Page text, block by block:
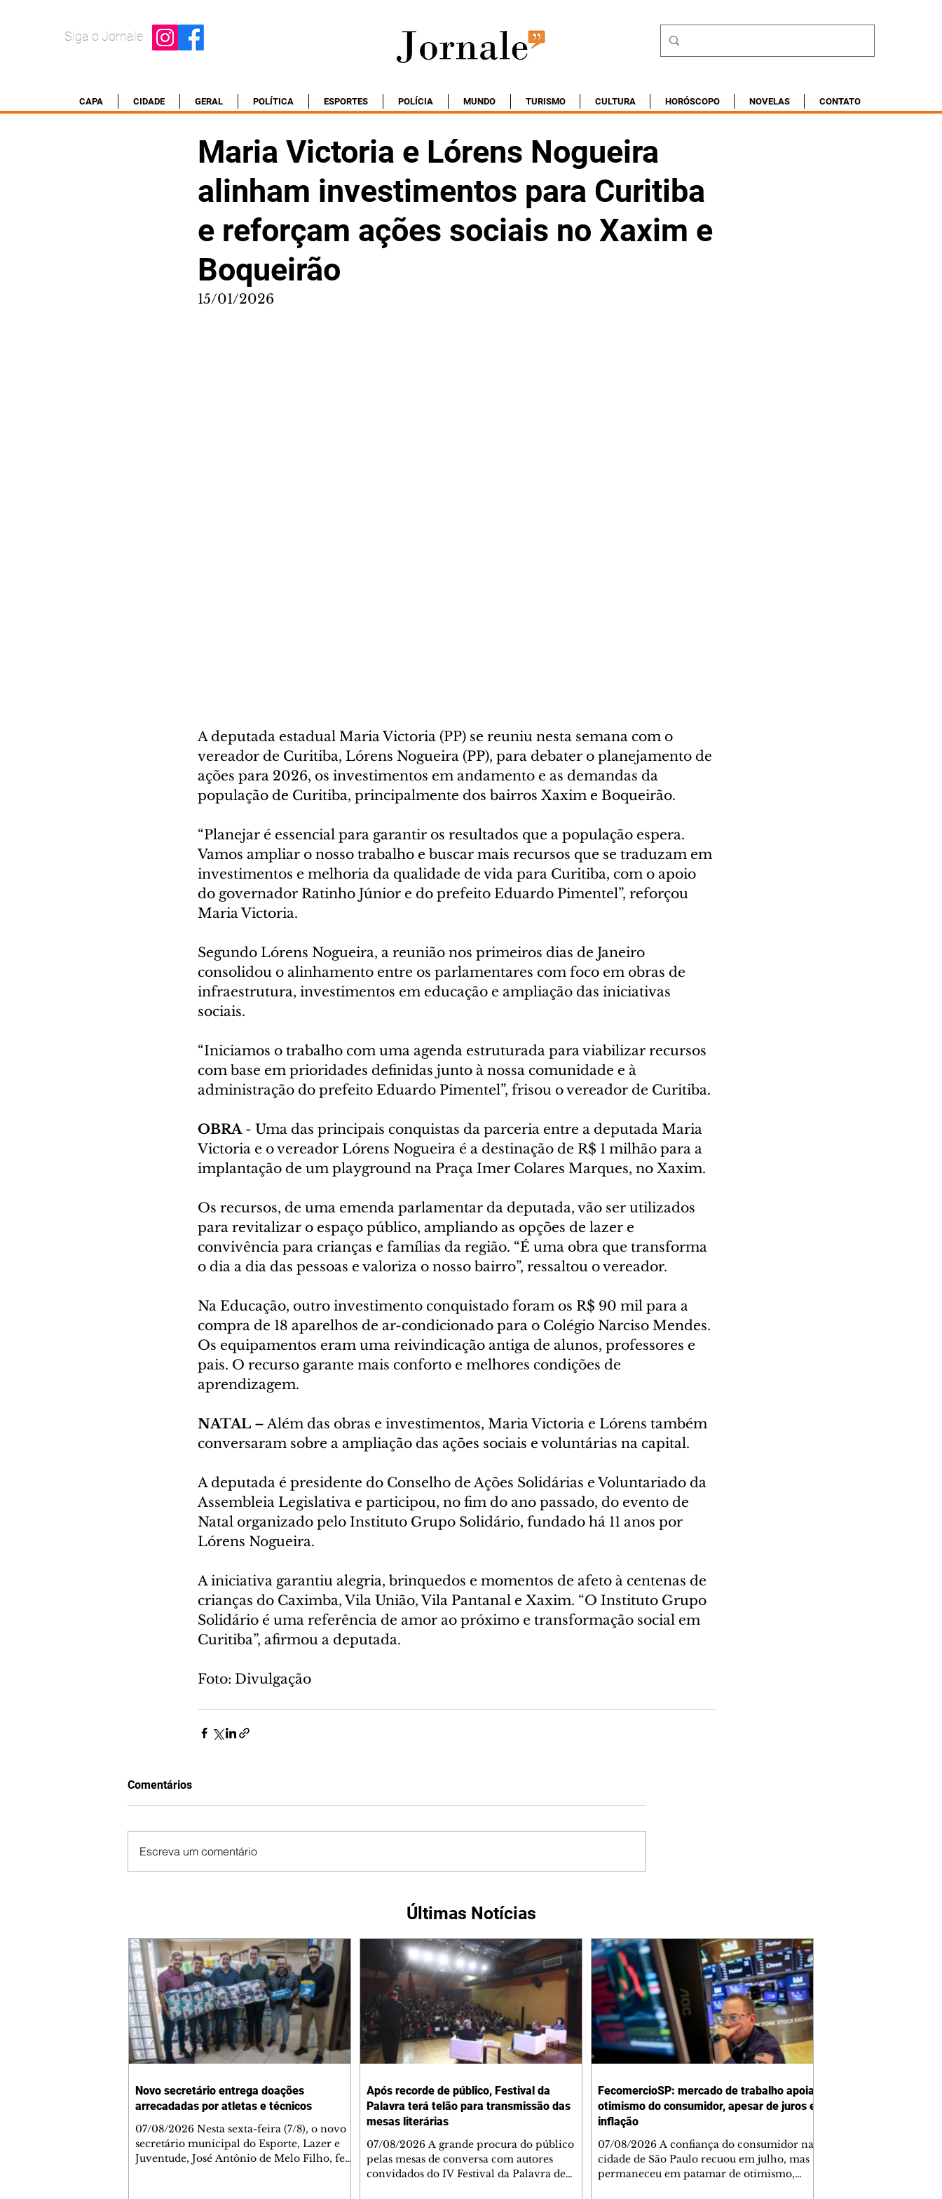
Siga o Jornale
CAPA CIDADE GERAL POLÍTICA ESPORTES POLÍCIA MUNDO TURISMO CULTURA HORÓSCOPO NOVELAS CONTATO
Maria Victoria e Lórens Nogueira
alinham investimentos para Curitiba
e reforçam ações sociais no Xaxim e
Boqueirão
15/01/2026
A deputada estadual Maria Victoria (PP) se reuniu nesta semana com o
vereador de Curitiba, Lórens Nogueira (PP), para debater o planejamento de
ações para 2026, os investimentos em andamento e as demandas da
população de Curitiba, principalmente dos bairros Xaxim e Boqueirão.
“Planejar é essencial para garantir os resultados que a população espera.
Vamos ampliar o nosso trabalho e buscar mais recursos que se traduzam em
investimentos e melhoria da qualidade de vida para Curitiba, com o apoio
do governador Ratinho Júnior e do prefeito Eduardo Pimentel”, reforçou
Maria Victoria.
Segundo Lórens Nogueira, a reunião nos primeiros dias de Janeiro
consolidou o alinhamento entre os parlamentares com foco em obras de
infraestrutura, investimentos em educação e ampliação das iniciativas
sociais.
“Iniciamos o trabalho com uma agenda estruturada para viabilizar recursos
com base em prioridades definidas junto à nossa comunidade e à
administração do prefeito Eduardo Pimentel”, frisou o vereador de Curitiba.
OBRA - Uma das principais conquistas da parceria entre a deputada Maria
Victoria e o vereador Lórens Nogueira é a destinação de R$ 1 milhão para a
implantação de um playground na Praça Imer Colares Marques, no Xaxim.
Os recursos, de uma emenda parlamentar da deputada, vão ser utilizados
para revitalizar o espaço público, ampliando as opções de lazer e
convivência para crianças e famílias da região. “É uma obra que transforma
o dia a dia das pessoas e valoriza o nosso bairro”, ressaltou o vereador.
Na Educação, outro investimento conquistado foram os R$ 90 mil para a
compra de 18 aparelhos de ar-condicionado para o Colégio Narciso Mendes.
Os equipamentos eram uma reivindicação antiga de alunos, professores e
pais. O recurso garante mais conforto e melhores condições de
aprendizagem.
NATAL – Além das obras e investimentos, Maria Victoria e Lórens também
conversaram sobre a ampliação das ações sociais e voluntárias na capital.
A deputada é presidente do Conselho de Ações Solidárias e Voluntariado da
Assembleia Legislativa e participou, no fim do ano passado, do evento de
Natal organizado pelo Instituto Grupo Solidário, fundado há 11 anos por
Lórens Nogueira.
A iniciativa garantiu alegria, brinquedos e momentos de afeto à centenas de
crianças do Caximba, Vila União, Vila Pantanal e Xaxim. “O Instituto Grupo
Solidário é uma referência de amor ao próximo e transformação social em
Curitiba”, afirmou a deputada.
Foto: Divulgação
Comentários
Escreva um comentário
Últimas Notícias
Novo secretário entrega doações
arrecadadas por atletas e técnicos
07/08/2026 Nesta sexta-feira (7/8), o novo
secretário municipal do Esporte, Lazer e
Juventude, José Antônio de Melo Filho, fez
Após recorde de público, Festival da
Palavra terá telão para transmissão das
mesas literárias
07/08/2026 A grande procura do público
pelas mesas de conversa com autores
convidados do IV Festival da Palavra de
FecomercioSP: mercado de trabalho apoia
otimismo do consumidor, apesar de juros e
inflação
07/08/2026 A confiança do consumidor na
cidade de São Paulo recuou em julho, mas
permaneceu em patamar de otimismo,